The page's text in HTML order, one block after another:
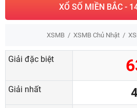
XỔ SỐ MIỀN BẮC -
XSMB XSMB Chủ Nhật
Giải đặc biệt
Giải nhất